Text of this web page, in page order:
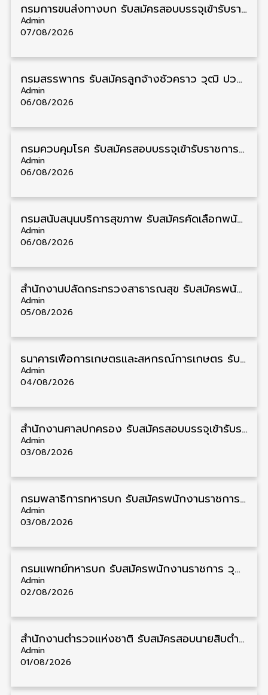
กรมการขนส่งทางบก รับสมัครสอบบรรจุเข้ารับราชการ วุฒิ ปวส. 24 อัตรา รับสมัคร 18 สิงหาคม – 7 กันยายน
Admin
07/08/2026
กรมสรรพากร รับสมัครลูกจ้างชั่วคราว วุฒิ ปวช./ป.ตรี 138 อัตรา รับสมัคร 17 – 31 สิงหาคม
Admin
06/08/2026
กรมควบคุมโรค รับสมัครสอบบรรจุเข้ารับราชการ วุฒิ ปวส./ป.ตรี 17 อัตรา รับสมัคร 17 สิงหาคม – 4 กันยายน
Admin
06/08/2026
กรมสนับสนุนบริการสุขภาพ รับสมัครคัดเลือกพนักงานราชการ วุฒิ ปวส./ป.ตรี 13 อัตรา รับสมัคร 11 – 20 สิงหาคม
Admin
06/08/2026
สำนักงานปลัดกระทรวงสาธารณสุข รับสมัครพนักงานราชการรูปแบบพิเศษ วุฒิ ปวส./ป.ตรี 102 อัตรา รับสมัคร 17 – 28 สิงหาคม
Admin
05/08/2026
ธนาคารเพื่อการเกษตรและสหกรณ์การเกษตร รับสมัครบุคคลเพื่อเป็นผู้ช่วยพนักงาน วุฒิ ป.ตรี 5 อัตรา รับสมัคร 4 – 14 สิงหาคม
Admin
04/08/2026
สํานักงานศาลปกครอง รับสมัครสอบบรรจุเข้ารับราชการ วุฒิ ป.ตรี 72 อัตรา รับสมัคร 31 สิงหาคม – 18 กันยายน
Admin
03/08/2026
กรมพลาธิการทหารบก รับสมัครพนักงานราชการ วุฒิ ม.3/ม.6/ปวช. 66 อัตรา รับสมัคร 10 – 17 สิงหาคม
Admin
03/08/2026
กรมแพทย์ทหารบก รับสมัครพนักงานราชการ วุฒิ ม.3/ม.6/ปวช./ปวท./ปวส. 6 อัตรา รับสมัคร 3 – 7 สิงหาคม
Admin
02/08/2026
สำนักงานตำรวจแห่งชาติ รับสมัครสอบนายสิบตำรวจ วุฒิ ม.6/ปวช. 6,000 อัตรา รับสมัคร 8 – 19 สิงหาคม
Admin
01/08/2026